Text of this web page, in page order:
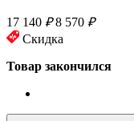
17 140 ₽ 8 570 ₽
Скидка
Товар закончился